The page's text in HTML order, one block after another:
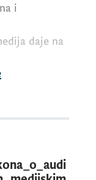
i
daje na